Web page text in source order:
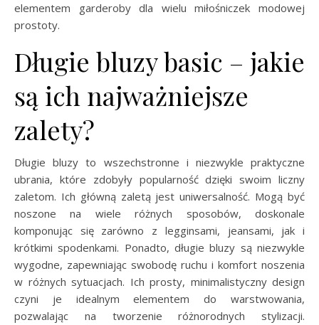
elementem garderoby dla wielu miłośniczek modowej
prostoty.
Długie bluzy basic – jakie
są ich najważniejsze
zalety?
Długie bluzy to wszechstronne i niezwykle praktyczne
ubrania, które zdobyły popularność dzięki swoim liczny
zaletom. Ich główną zaletą jest uniwersalność. Mogą być
noszone na wiele różnych sposobów, doskonale
komponując się zarówno z legginsami, jeansami, jak i
krótkimi spodenkami. Ponadto, długie bluzy są niezwykle
wygodne, zapewniając swobodę ruchu i komfort noszenia
w różnych sytuacjach. Ich prosty, minimalistyczny design
czyni je idealnym elementem do warstwowania,
pozwalając na tworzenie różnorodnych stylizacji.